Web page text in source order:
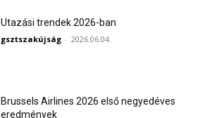
Utazási trendek 2026-ban
gsztszakújság - 2026.06.04.
Brussels Airlines 2026 első negyedéves
eredmények